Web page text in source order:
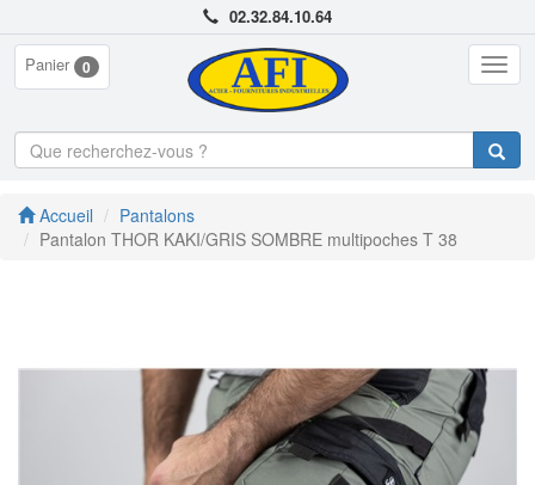
02.32.84.10.64
Panier 0
Accueil
Pantalons
Pantalon THOR KAKI/GRIS SOMBRE multipoches T 38